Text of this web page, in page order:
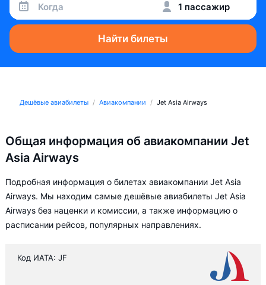
Когда 1 пассажир
Найти билеты
Дешёвые авиабилеты Авиакомпании Jet Asia Airways
Общая информация об авиакомпании Jet
Asia Airways
Подробная информация о билетах авиакомпании Jet Asia
Airways. Мы находим самые дешёвые авиабилеты Jet Asia
Airways без наценки и комиссии, а также информацию о
расписании рейсов, популярных направлениях.
Код ИАТА: JF